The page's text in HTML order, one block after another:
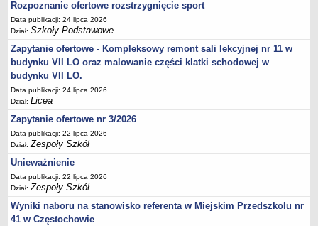
Rozpoznanie ofertowe rozstrzygnięcie sport
Data publikacji: 24 lipca 2026
Dział:Szkoły Podstawowe
Zapytanie ofertowe - Kompleksowy remont sali lekcyjnej nr 11 w
budynku VII LO oraz malowanie części klatki schodowej w
budynku VII LO.
Data publikacji: 24 lipca 2026
Dział:Licea
Zapytanie ofertowe nr 3/2026
Data publikacji: 22 lipca 2026
Dział:Zespoły Szkół
Unieważnienie
Data publikacji: 22 lipca 2026
Dział:Zespoły Szkół
Wyniki naboru na stanowisko referenta w Miejskim Przedszkolu nr
41 w Częstochowie